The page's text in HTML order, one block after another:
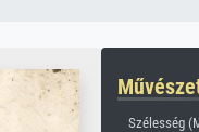
Szélesség